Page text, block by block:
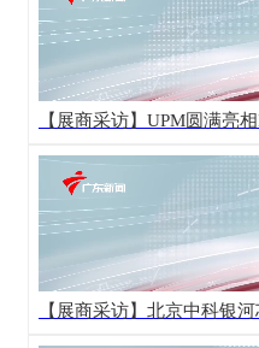
【展商采访】UPM圆满亮
【展商采访】北京中科银